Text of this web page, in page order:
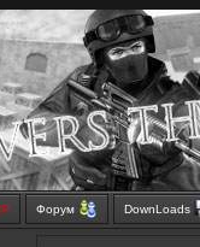
Форум DownLoads